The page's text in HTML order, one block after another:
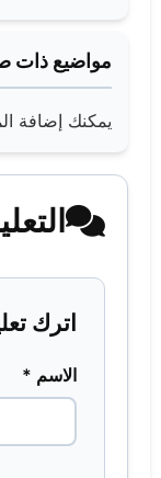
مواضيع ذات
يمكنك إضافة
اترك
الاسم *